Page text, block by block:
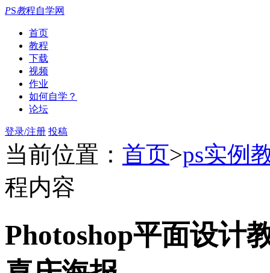
PS教程自学网
首页
教程
下载
视频
作业
如何自学？
论坛
登录/注册 投稿
当前位置： 首页>ps实例
程内容
Photoshop平面设计